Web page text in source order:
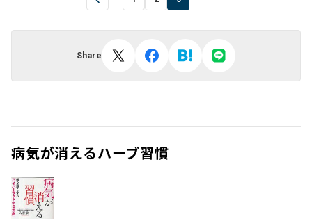
Share
病気が消えるハーブ習慣